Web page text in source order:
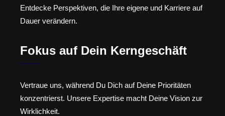
Entdecke Perspektiven, die Ihre eigene und Karriere auf
Dauer verändern.
Fokus auf Dein Kerngeschäft
Vertraue uns, während Du Dich auf Deine Prioritäten
konzentrierst. Unsere Expertise macht Deine Vision zur
Wirklichkeit.